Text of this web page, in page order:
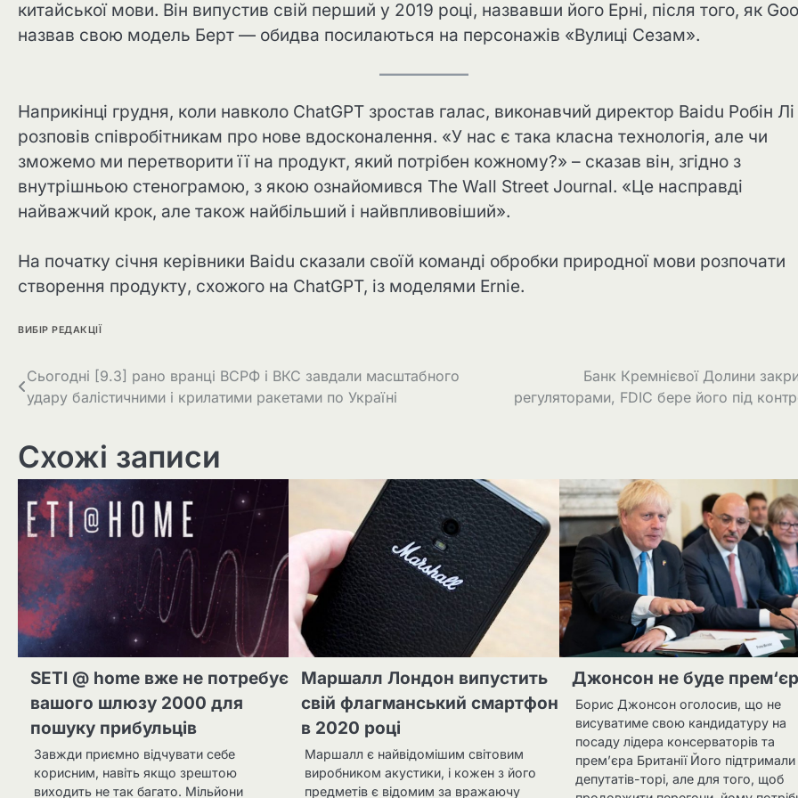
китайської мови. Він випустив свій перший у 2019 році, назвавши його Ерні, після того, як
назвав свою модель Берт — обидва посилаються на персонажів «Вулиці Сезам».
Наприкінці грудня, коли навколо ChatGPT зростав галас, виконавчий директор Baidu Робін Лі
розповів співробітникам про нове вдосконалення. «У нас є така класна технологія, але чи
зможемо ми перетворити її на продукт, який потрібен кожному?» – сказав він, згідно з
внутрішньою стенограмою, з якою ознайомився The Wall Street Journal. «Це насправді
найважчий крок, але також найбільший і найвпливовіший».
На початку січня керівники Baidu сказали своїй команді обробки природної мови розпочати
створення продукту, схожого на ChatGPT, із моделями Ernie.
ВИБІР РЕДАКЦІЇ
Навігація
записів
Сьогодні [9.3] рано вранці ВСРФ і ВКС завдали масштабного
удару балістичними і крилатими ракетами по Україні
Банк Кремнієвої Долини
регуляторами, FDIC бере його під
Схожі записи
SETI @ home вже не потребує
вашого шлюзу 2000 для
пошуку прибульців
Завжди приємно відчувати себе
корисним, навіть якщо зрештою
виходить не так багато. Мільйони
Маршалл Лондон випустить
свій флагманський смартфон
в 2020 році
Маршалл є найвідомішим світовим
виробником акустики, і кожен з його
предметів є відомим за вражаючу
Джонсон не буде
Борис Джонсон оголосив, що не
висуватиме свою кандидатуру на
посаду лідера консерваторів та
прем’єра Британії Його
депутатів-торі, але для того, щоб